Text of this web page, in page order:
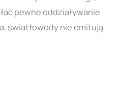
pewne oddziaływanie
światłowody nie emitują